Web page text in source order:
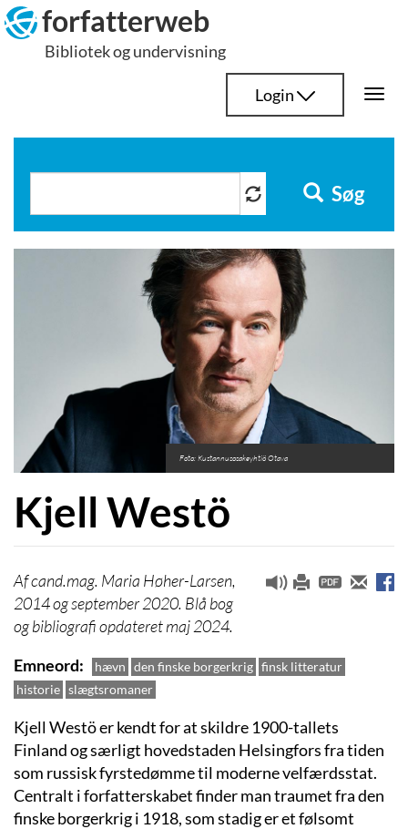
Hop
til
indhold
forfatterweb
Bibliotek og undervisning
Login
Søg
Foto: Kustannusosakeyhtiö Otava
Kjell Westö
cand.mag. Maria Høher-Larsen,
2014 og september 2020. Blå bog
og bibliografi opdateret maj 2024.
Emneord
hævn den finske borgerkrig finsk litteratur
historie slægtsromaner
Kjell Westö er kendt for at skildre 1900-tallets
Finland og særligt hovedstaden Helsingfors fra tiden
som russisk fyrstedømme til moderne velfærdsstat.
Centralt i forfatterskabet finder man traumet fra den
finske borgerkrig i 1918, som stadig er et følsomt